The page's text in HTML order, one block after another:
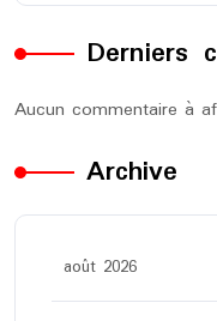
Derniers
Aucun commentaire à
Archive
août 2026